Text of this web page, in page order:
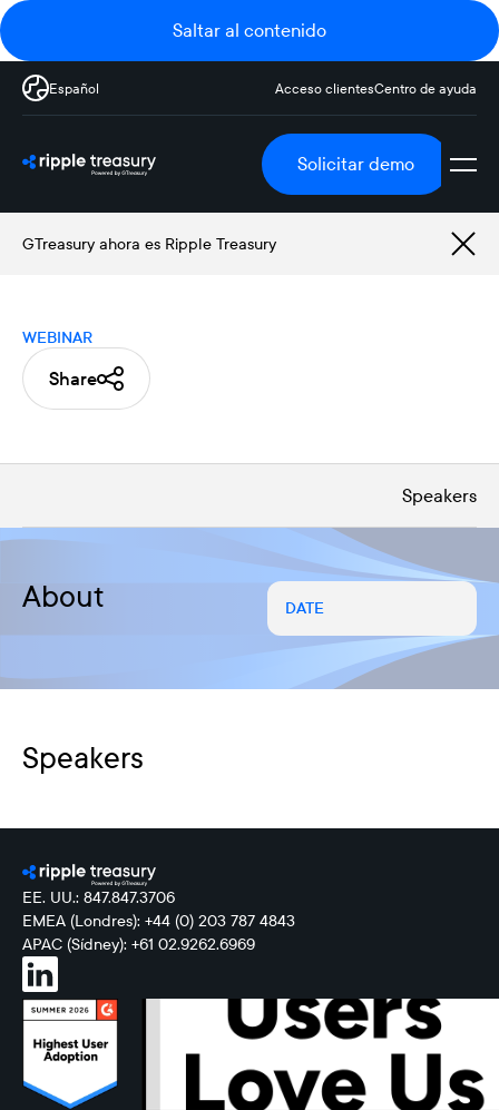
Saltar al contenido
Español Acceso clientesCentro de ayuda
Solicitar demo
GTreasury ahora es Ripple Treasury
WEBINAR
Share
Speakers
About DATE
Speakers
EE. UU.: 847.847.3706
EMEA (Londres): +44 (0) 203 787 4843
APAC (Sídney): +61 02.9262.6969